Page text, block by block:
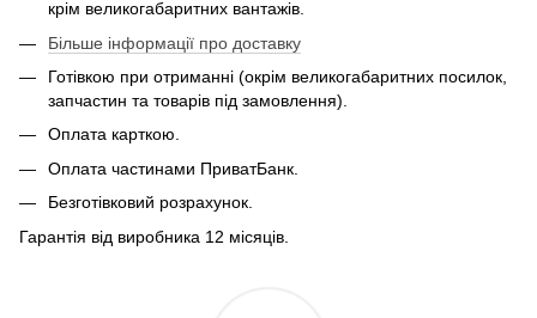
крім великогабаритних вантажів.
Більше інформації про доставку
Готівкою при отриманні (окрім великогабаритних посилок,
запчастин та товарів під замовлення).
Оплата карткою.
Оплата частинами ПриватБанк.
Безготівковий розрахунок.
Гарантія від виробника 12 місяців.